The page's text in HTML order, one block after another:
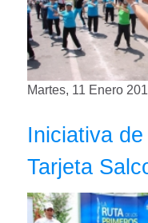
Martes, 11 Enero
Iniciativa
Tarjeta